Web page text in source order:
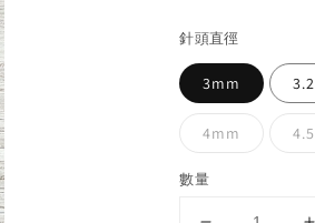
針頭直徑
3mm
4mm
數量